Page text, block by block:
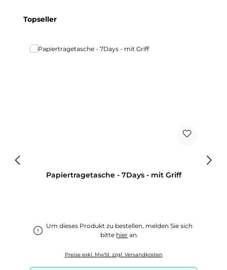
Produktgalerie überspringen
Topseller
Papiertragetasche - 7Days - mit Griff
Um dieses Produkt zu bestellen, melden Sie sich
bitte hier an.
Preise exkl. MwSt. zzgl. Versandkosten